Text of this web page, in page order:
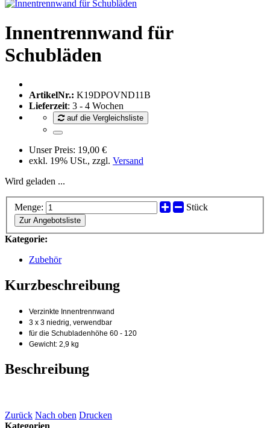
Innentrennwand für
Schubläden
ArtikelNr.: K19DPOVND11B
Lieferzeit: 3 - 4 Wochen
auf die Vergleichsliste
Unser Preis: 19,00 €
exkl. 19% USt., zzgl. Versand
Wird geladen ...
Menge: Stück
Zur Angebotsliste
Kategorie:
Zubehör
Kurzbeschreibung
Verzinkte Innentrennwand
3 x 3 niedrig, verwendbar
für die Schubladenhöhe 60 - 120
Gewicht: 2,9 kg
Beschreibung
Zurück Nach oben Drucken
Kategorien